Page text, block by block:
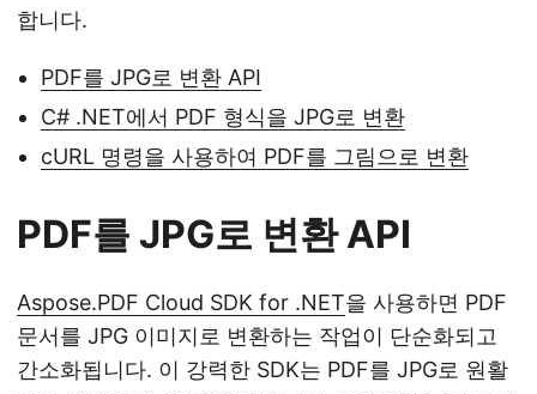
합니다.
PDF를 JPG로 변환 API
C# .NET에서 PDF 형식을 JPG로 변환
cURL 명령을 사용하여 PDF를 그림으로 변환
PDF를 JPG로 변환 API
Aspose.PDF Cloud SDK for .NET을 사용하면 PDF
문서를 JPG 이미지로 변환하는 작업이 단순화되고
간소화됩니다. 이 강력한 SDK는 PDF를 JPG로 원활